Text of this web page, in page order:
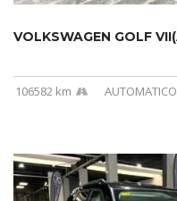
106582 km AUTOMATICO